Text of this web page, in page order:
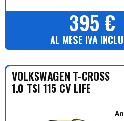
395 €
AL MESE IVA
VOLKSWAGEN T-CROSS
1.0 TSI 115 CV LIFE